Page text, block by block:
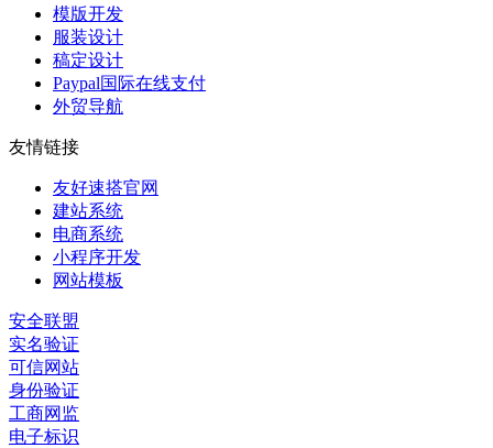
模版开发
服装设计
稿定设计
Paypal国际在线支付
外贸导航
友情链接
友好速搭官网
建站系统
电商系统
小程序开发
网站模板
安全联盟
实名验证
可信网站
身份验证
工商网监
电子标识